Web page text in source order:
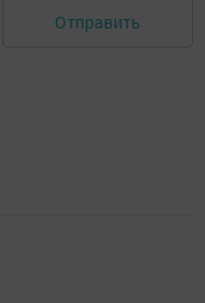
Отправить